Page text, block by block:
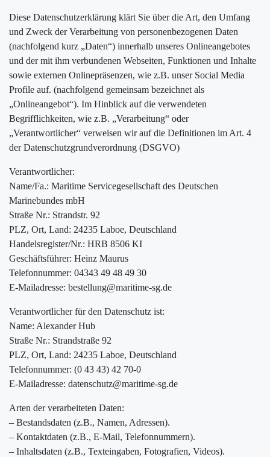
Diese Datenschutzerklärung klärt Sie über die Art, den Umfang
und Zweck der Verarbeitung von personenbezogenen Daten
(nachfolgend kurz „Daten“) innerhalb unseres Onlineangebotes
und der mit ihm verbundenen Webseiten, Funktionen und Inhalte
sowie externen Onlinepräsenzen, wie z.B. unser Social Media
Profile auf. (nachfolgend gemeinsam bezeichnet als
„Onlineangebot“). Im Hinblick auf die verwendeten
Begrifflichkeiten, wie z.B. „Verarbeitung“ oder
„Verantwortlicher“ verweisen wir auf die Definitionen im Art. 4
der Datenschutzgrundverordnung (DSGVO)
Verantwortlicher:
Name/Fa.: Maritime Servicegesellschaft des Deutschen
Marinebundes mbH
Straße Nr.: Strandstr. 92
PLZ, Ort, Land: 24235 Laboe, Deutschland
Handelsregister/Nr.: HRB 8506 KI
Geschäftsführer: Heinz Maurus
Telefonnummer: 04343 49 48 49 30
E-Mailadresse: bestellung@maritime-sg.de
Verantwortlicher für den Datenschutz ist:
Name: Alexander Hub
Straße Nr.: Strandstraße 92
PLZ, Ort, Land: 24235 Laboe, Deutschland
Telefonnummer: (0 43 43) 42 70-0
E-Mailadresse: datenschutz@maritime-sg.de
Arten der verarbeiteten Daten:
– Bestandsdaten (z.B., Namen, Adressen).
– Kontaktdaten (z.B., E-Mail, Telefonnummern).
– Inhaltsdaten (z.B., Texteingaben, Fotografien, Videos).